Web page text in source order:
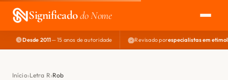
Significadodo Nome
EXPLORAR
NOME PERFEITO
Desde 2011— 15 anos de autoridade Revisado porespecialistas em
Início Letra R Rob